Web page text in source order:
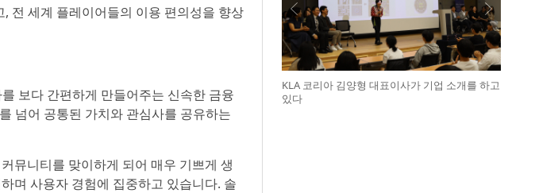
전 세계 플레이어들의 이용 편의성을 향상
보다 간편하게 만들어주는 신속한 금융
넘어 공통된 가치와 관심사를 공유하는
뮤니티를 맞이하게 되어 매우 기쁘게 생
며 사용자 경험에 집중하고 있습니다. 솔
KLA 코리아 김양형 대표이사가 기업 소개를 하고
있다